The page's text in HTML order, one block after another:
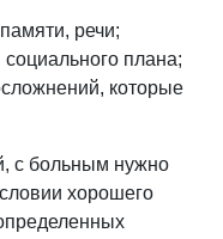
речи;
плана;
которые
с больным нужно
хорошего